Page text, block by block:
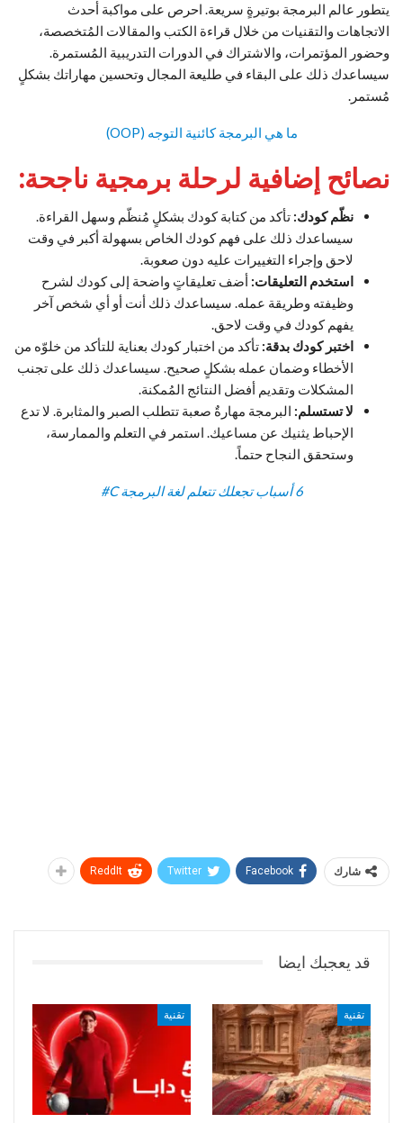
يتطور عالم البرمجة بوتيرةٍ سريعة. احرص على مواكبة أحدث
الاتجاهات والتقنيات من خلال قراءة الكتب والمقالات المُتخصصة،
وحضور المؤتمرات، والاشتراك في الدورات التدريبية المُستمرة.
سيساعدك ذلك على البقاء في طليعة المجال وتحسين مهاراتك بشكلٍ
مُستمر.
ما هي البرمجة كائنية التوجه (OOP)
نصائح إضافية لرحلة برمجية ناجحة:
نظّم كودك: تأكد من كتابة كودك بشكلٍ مُنظّم وسهل القراءة.
سيساعدك ذلك على فهم كودك الخاص بسهولة أكبر في وقت
لاحق وإجراء التغييرات عليه دون صعوبة.
استخدم التعليقات: أضف تعليقاتٍ واضحة إلى كودك لشرح
وظيفته وطريقة عمله. سيساعدك ذلك أنت أو أي شخص آخر
يفهم كودك في وقت لاحق.
اختبر كودك بدقة: تأكد من اختبار كودك بعناية للتأكد من خلوّه من
الأخطاء وضمان عمله بشكلٍ صحيح. سيساعدك ذلك على تجنب
المشكلات وتقديم أفضل النتائج المُمكنة.
لا تستسلم: البرمجة مهارةٌ صعبة تتطلب الصبر والمثابرة. لا تدع
الإحباط يثنيك عن مساعيك. استمر في التعلم والممارسة،
وستحقق النجاح حتماً.
6 أسباب تجعلك تتعلم لغة البرمجة C#
شارك Facebook
Twitter
ReddIt
قد يعجبك ايضا
تقنية تقنية